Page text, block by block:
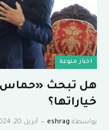
اخبار منوعة
هل تبحث
خياراتها؟
بواسطة eshrag أبريل 20, 2024